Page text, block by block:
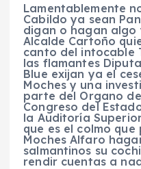
Lamentablemente
Cabildo ya sean
digan o hagan algo
Alcalde Cartoño
canto del intocable
las flamantes
Blue exijan ya el
Moches y una
parte del Organo
Congreso del
la Auditoría
que es el colmo
Moches Alfaro
salmantinos su
rendir cuentas a